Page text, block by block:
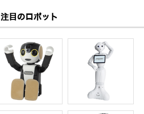
注目のロボット